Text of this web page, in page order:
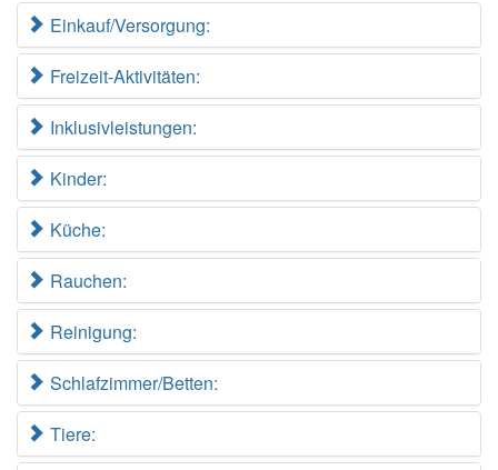
Einkauf/Versorgung:
Freizeit-Aktivitäten:
Inklusivleistungen:
Kinder:
Küche:
Rauchen:
Reinigung:
Schlafzimmer/Betten:
Tiere: